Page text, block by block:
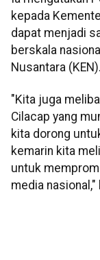
kepada
dapat menjadi
berskala
Nusantara (KEN).
"Kita juga
Cilacap yang
kita dorong
kemarin kita
untuk
media